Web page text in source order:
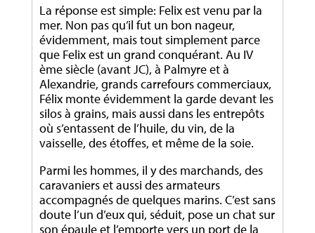
La réponse est simple: Felix est venu par la
mer. Non pas qu’il fut un bon nageur,
évidemment, mais tout simplement parce
que Felix est un grand conquérant. Au IV
ème siècle (avant JC), à Palmyre et à
Alexandrie, grands carrefours commerciaux,
Félix monte évidemment la garde devant les
silos à grains, mais aussi dans les entrepôts
où s’entassent de l’huile, du vin, de la
vaisselle, des étoffes, et même de la soie.
Parmi les hommes, il y des marchands, des
caravaniers et aussi des armateurs
accompagnés de quelques marins. C’est sans
doute l’un d’eux qui, séduit, pose un chat sur
son épaule et l’emporte vers un port de la